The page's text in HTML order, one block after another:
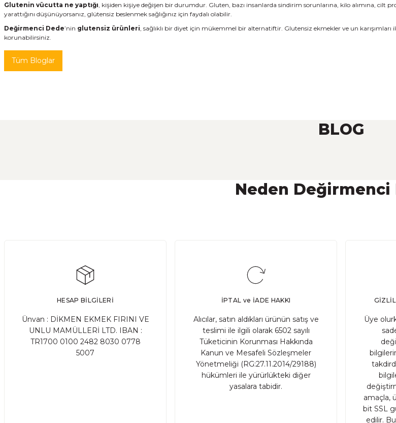
Glutenin vücutta ne yaptığı , kişiden kişiye değişen bir durumdur. Gluten, bazı insanlarda sindirim sorunlarına, kilo alımına,
yarattığını düşünüyorsanız, glütensiz beslenmek sağlığınız için faydalı olabilir.
Değirmenci Dede’nin glutensiz ürünleri , sağlıklı bir diyet için mükemmel bir alternatiftir. Glutensiz ekmekler ve un
korunabilirsiniz.
Tüm Bloglar
BLOG
Ata Tohum Nedir?
Ata tohum, tarımda kullanılan ve genetik olarak değişmemiş olan geleneksel tohumlardır.
Neden Değirmenci
HESAP BİLGİLERİ
Ünvan : DİKMEN EKMEK FIRINI VE
UNLU MAMÜLLERİ LTD. IBAN :
TR1700 0100 2482 8030 0778
5007
İPTAL ve İADE HAKKI
Alıcılar, satın aldıkları ürünün satış ve
teslimi ile ilgili olarak 6502 sayılı
Tüketicinin Korunması Hakkında
Kanun ve Mesafeli Sözleşmeler
Yönetmeliği (RG:27.11.2014/29188)
hükümleri ile yürürlükteki diğer
yasalara tabidir.
Üye
amaçla,
bit SSL
edilir.